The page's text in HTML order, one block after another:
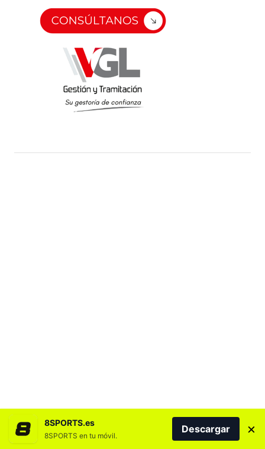
8SPORTS.es
8SPORTS en tu móvil.
Descargar ×